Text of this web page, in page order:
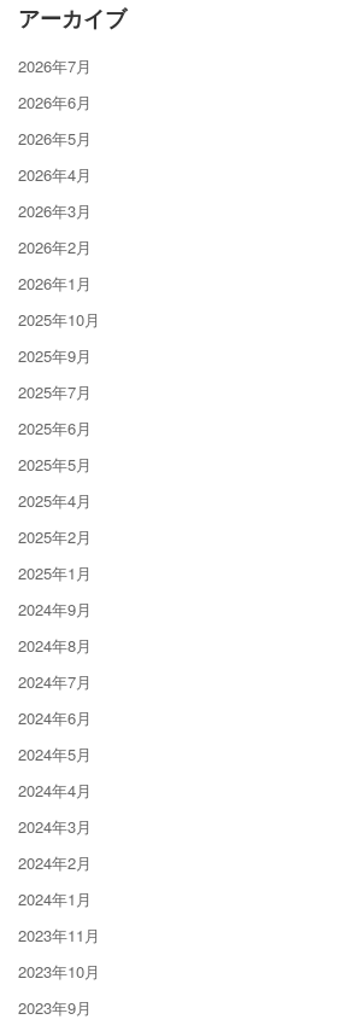
アーカイブ
2026年7月
2026年6月
2026年5月
2026年4月
2026年3月
2026年2月
2026年1月
2025年10月
2025年9月
2025年7月
2025年6月
2025年5月
2025年4月
2025年2月
2025年1月
2024年9月
2024年8月
2024年7月
2024年6月
2024年5月
2024年4月
2024年3月
2024年2月
2024年1月
2023年11月
2023年10月
2023年9月